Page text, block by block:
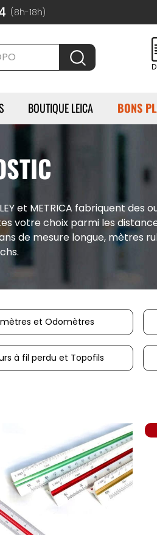
(8h-18h)
BOUTIQUE LEICA BONS
et METRICA fabriquent des
votre choix parmi les
de mesure longue, mètres
et Odomètres
à fil perdu et Topofils
ajouter au panier